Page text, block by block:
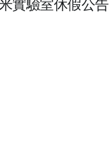
實驗室休假公告